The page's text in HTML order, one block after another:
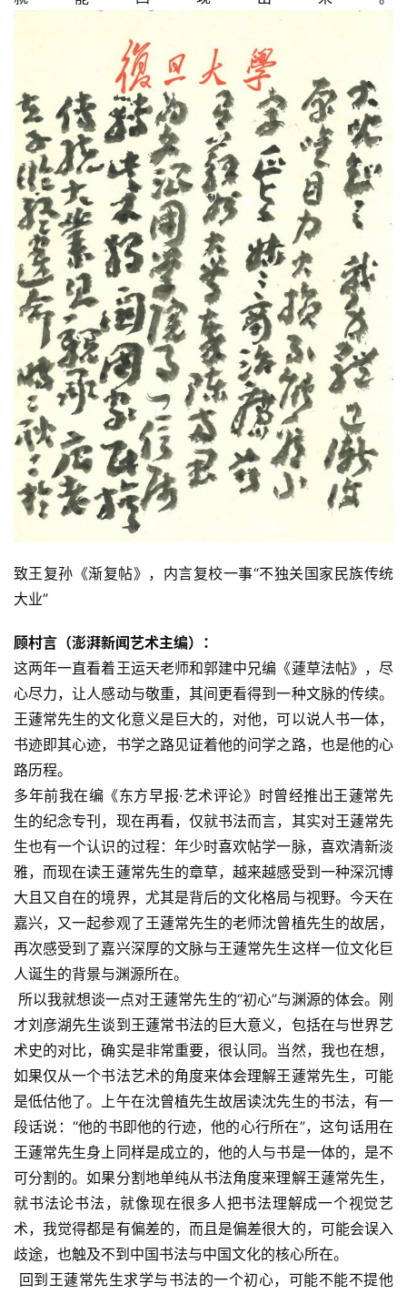
致王复孙《渐复帖》，内言复校一事“不独关国家民族传统
大业”
顾村言（澎湃新闻艺术主编）：
这两年一直看着王运天老师和郭建中兄编《蘧草法帖》，尽
心尽力，让人感动与敬重，其间更看得到一种文脉的传续。
王蘧常先生的文化意义是巨大的，对他，可以说人书一体，
书迹即其心迹，书学之路见证着他的问学之路，也是他的心
路历程。
多年前我在编《东方早报·艺术评论》时曾经推出王蘧常先
生的纪念专刊，现在再看，仅就书法而言，其实对王蘧常先
生也有一个认识的过程：年少时喜欢帖学一脉，喜欢清新淡
雅，而现在读王蘧常先生的章草，越来越感受到一种深沉博
大且又自在的境界，尤其是背后的文化格局与视野。今天在
嘉兴，又一起参观了王蘧常先生的老师沈曾植先生的故居，
再次感受到了嘉兴深厚的文脉与王蘧常先生这样一位文化巨
人诞生的背景与渊源所在。
所以我就想谈一点对王蘧常先生的“初心”与渊源的体会。刚
才刘彦湖先生谈到王蘧常书法的巨大意义，包括在与世界艺
术史的对比，确实是非常重要，很认同。当然，我也在想，
如果仅从一个书法艺术的角度来体会理解王蘧常先生，可能
是低估他了。上午在沈曾植先生故居读沈先生的书法，有一
段话说：“他的书即他的行迹，他的心行所在”，这句话用在
王蘧常先生身上同样是成立的，他的人与书是一体的，是不
可分割的。如果分割地单纯从书法角度来理解王蘧常先生，
就书法论书法，就像现在很多人把书法理解成一个视觉艺
术，我觉得都是有偏差的，而且是偏差很大的，可能会误入
歧途，也触及不到中国书法与中国文化的核心所在。
回到王蘧常先生求学与书法的一个初心，可能不能不提他